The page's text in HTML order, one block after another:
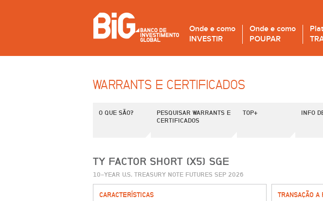
Onde e como
INVESTIR
Onde e como
POUPAR
WARRANTS E CERTIFICADOS
O QUE SÃO?
PESQUISAR WARRANTS E
CERTIFICADOS
TOP+ INFO
TY FACTOR SHORT (X5) SGE
10-YEAR U.S. TREASURY NOTE FUTURES SEP 2026
CARACTERÍSTICAS TRANSAÇÃO A